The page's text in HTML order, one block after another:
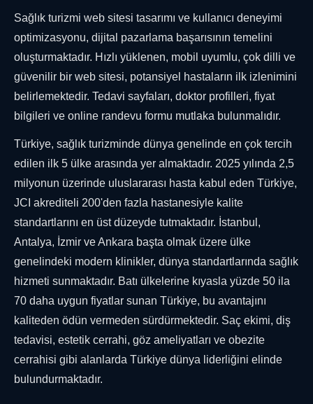
Sağlık turizmi web sitesi tasarımı ve kullanıcı deneyimi
optimizasyonu, dijital pazarlama başarısının temelini
oluşturmaktadır. Hızlı yüklenen, mobil uyumlu, çok dilli ve
güvenilir bir web sitesi, potansiyel hastaların ilk izlenimini
belirlemektedir. Tedavi sayfaları, doktor profilleri, fiyat
bilgileri ve online randevu formu mutlaka bulunmalıdır.
Türkiye, sağlık turizminde dünya genelinde en çok tercih
edilen ilk 5 ülke arasında yer almaktadır. 2025 yılında 2,5
milyonun üzerinde uluslararası hasta kabul eden Türkiye,
JCI akrediteli 200'den fazla hastanesiyle kalite
standartlarını en üst düzeyde tutmaktadır. İstanbul,
Antalya, İzmir ve Ankara başta olmak üzere ülke
genelindeki modern klinikler, dünya standartlarında sağlık
hizmeti sunmaktadır. Batı ülkelerine kıyasla yüzde 50 ila
70 daha uygun fiyatlar sunan Türkiye, bu avantajını
kaliteden ödün vermeden sürdürmektedir. Saç ekimi, diş
tedavisi, estetik cerrahi, göz ameliyatları ve obezite
cerrahisi gibi alanlarda Türkiye dünya liderliğini elinde
bulundurmaktadır.